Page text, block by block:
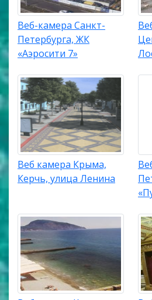
Веб-камера Санкт-
Петербурга, ЖК
«Аэросити 7»
Веб камера Крыма,
Керчь, улица Ленина